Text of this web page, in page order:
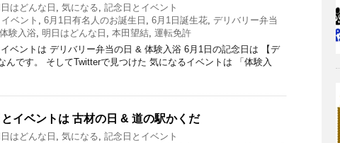
はどんな日 , 気になる, 記念日とイベント
ベント , 6月1日有名人のお誕生日 , 6月1日誕生花, デリバリー弁当
体験入浴, 明日はどんな日 , 本田望結, 運転免許
ベントは デリバリー弁当の日 & 体験入浴 6月1日の記念日は 【デ
んです。 そしてTwitterで見つけた 気になるイベントは 「体験入
イベントは 古材の日 & 道の駅かくだ
はどんな日 , 気になる, 記念日とイベント